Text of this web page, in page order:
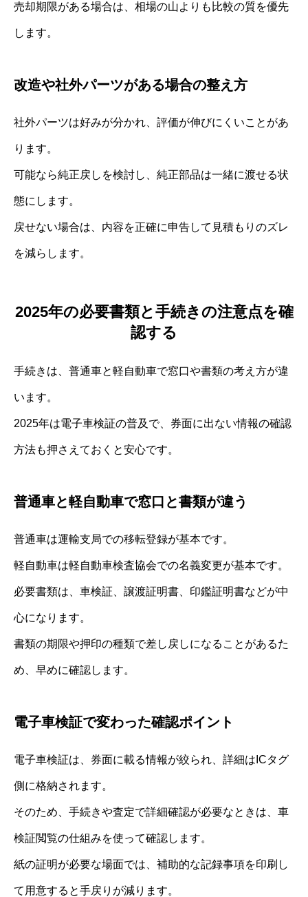
売却期限がある場合は、相場の山よりも比較の質を優先
します。
改造や社外パーツがある場合の整え方
社外パーツは好みが分かれ、評価が伸びにくいことがあ
ります。
可能なら純正戻しを検討し、純正部品は一緒に渡せる状
態にします。
戻せない場合は、内容を正確に申告して見積もりのズレ
を減らします。
2025年の必要書類と手続きの注意点を確
認する
手続きは、普通車と軽自動車で窓口や書類の考え方が違
います。
2025年は電子車検証の普及で、券面に出ない情報の確認
方法も押さえておくと安心です。
普通車と軽自動車で窓口と書類が違う
普通車は運輸支局での移転登録が基本です。
軽自動車は軽自動車検査協会での名義変更が基本です。
必要書類は、車検証、譲渡証明書、印鑑証明書などが中
心になります。
書類の期限や押印の種類で差し戻しになることがあるた
め、早めに確認します。
電子車検証で変わった確認ポイント
電子車検証は、券面に載る情報が絞られ、詳細はICタグ
側に格納されます。
そのため、手続きや査定で詳細確認が必要なときは、車
検証閲覧の仕組みを使って確認します。
紙の証明が必要な場面では、補助的な記録事項を印刷し
て用意すると手戻りが減ります。